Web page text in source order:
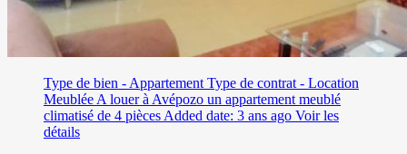
Type de bien - Appartement Type de contrat - Location
Meublée A louer à Avépozo un appartement meublé
climatisé de 4 pièces Added date: 3 ans ago Voir les
détails